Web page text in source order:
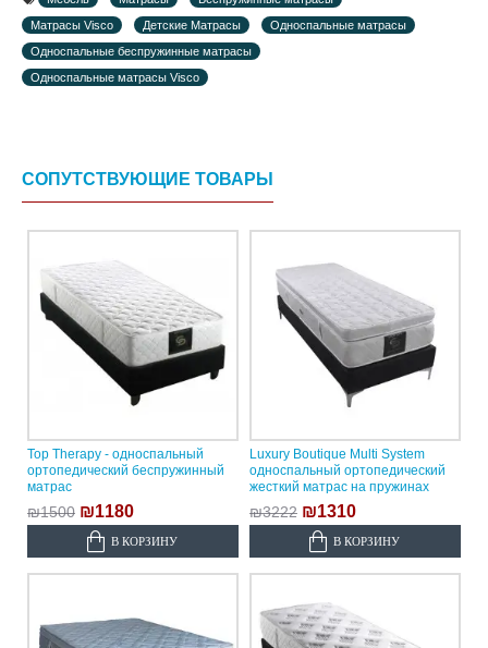
Матрасы Visco
Детские Матрасы
Односпальные матрасы
Односпальные беспружинные матрасы
Односпальные матрасы Visco
СОПУТСТВУЮЩИЕ ТОВАРЫ
Top Therapy - односпальный
ортопедический беспружинный
матрас
₪1500 ₪1180
В КОРЗИНУ
Luxury Boutique Multi System
односпальный ортопедический
жесткий матрас на пружинах
₪3222 ₪1310
В КОРЗИНУ